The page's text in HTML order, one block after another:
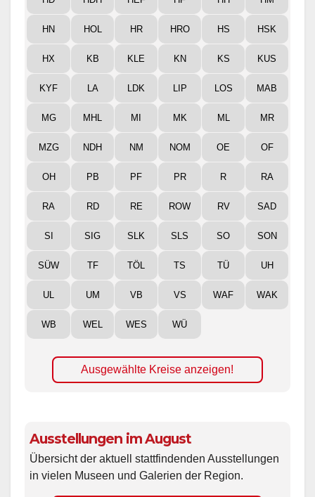
HN HOL HR HRO HS HSK
HX KB KLE KN KS KUS
KYF LA LDK LIP LOS MAB
MG MHL MI MK ML MR
MZG NDH NM NOM OE OF
OH PB PF PR R RA
RA RD RE ROW RV SAD
SI SIG SLK SLS SO SON
SÜW TF TÖL TS TÜ UH
UL UM VB VS WAF WAK
WB WEL WES WÜ
Ausgewählte Kreise anzeigen!
Ausstellungen im August
Übersicht der aktuell stattfindenden Ausstellungen
in vielen Museen und Galerien der Region.